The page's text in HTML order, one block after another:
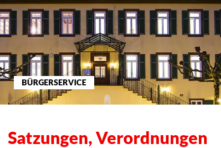
BÜRGERSERVICE
Satzungen, Verordnungen